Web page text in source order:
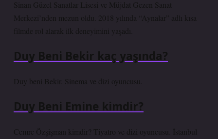
Sinan Güzel Sanatlar Lisesi ve Müjdat Gezen Sanat
Merkezi’nden mezun oldu. 2018 yılında “Aynalar” adlı kısa
filmde rol alarak ilk deneyimini yaşadı.
Duy Beni Bekir kaç yaşında?
Duy beni Bekir. Sinema ve dizi oyuncusu.
Duy Beni Emine kimdir?
Cemre Özşişman kimdir? Tiyatro ve dizi oyuncusu. İstanbul